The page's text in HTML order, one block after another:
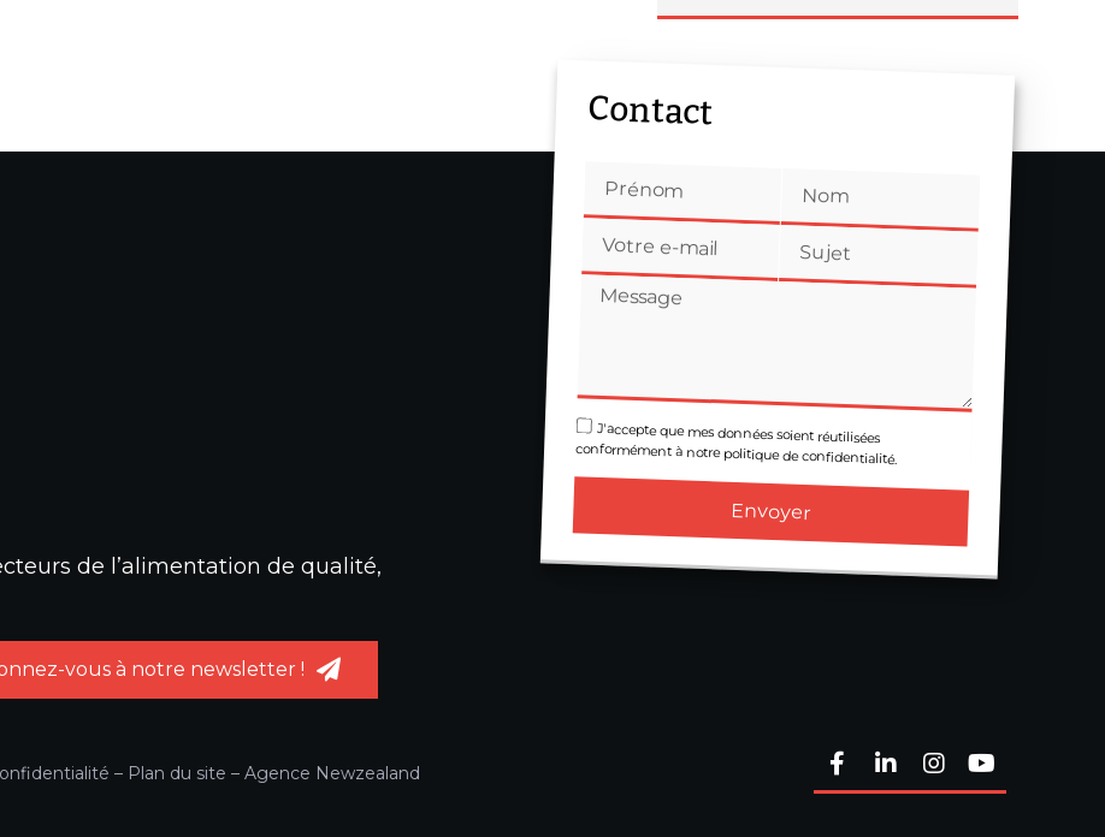
de l’alimentation de qualité,
vous à notre newsletter !
– Plan du site – Agence Newzealand
Contact
J'accepte que mes données soient réutilisées
conformément à notre politique de confidentialité.
Envoyer